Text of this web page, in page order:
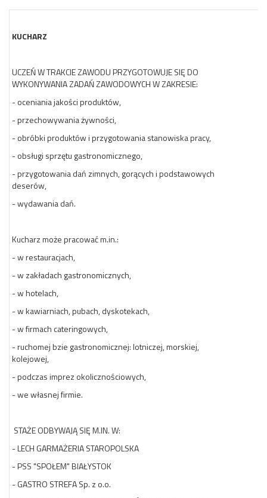
KUCHARZ
UCZEŃ W TRAKCIE ZAWODU PRZYGOTOWUJE SIĘ DO
WYKONYWANIA ZADAŃ ZAWODOWYCH W ZAKRESIE:
- oceniania jakości produktów,
- przechowywania żywności,
- obróbki produktów i przygotowania stanowiska pracy,
- obsługi sprzętu gastronomicznego,
- przygotowania dań zimnych, gorących i podstawowych
deserów,
- wydawania dań.
Kucharz może pracować m.in.:
- w restauracjach,
- w zakładach gastronomicznych,
- w hotelach,
- w kawiarniach, pubach, dyskotekach,
- w firmach cateringowych,
- ruchomej bzie gastronomicznej: lotniczej, morskiej,
kolejowej,
- podczas imprez okolicznościowych,
- we własnej firmie.
STAŻE ODBYWAJĄ SIĘ M.IN. W:
- LECH GARMAŻERIA STAROPOLSKA
- PSS "SPOŁEM" BIAŁYSTOK
- GASTRO STREFA Sp. z o.o.